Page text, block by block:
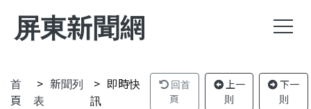
屏東新聞網
首
頁
新聞列
表
即時快
訊
回首
頁
上一
則
下一
則